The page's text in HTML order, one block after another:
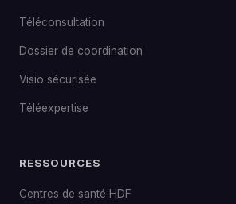
Téléconsultation
Dossier de coordination
Visio sécurisée
Téléexpertise
RESSOURCES
Centres de santé HDF